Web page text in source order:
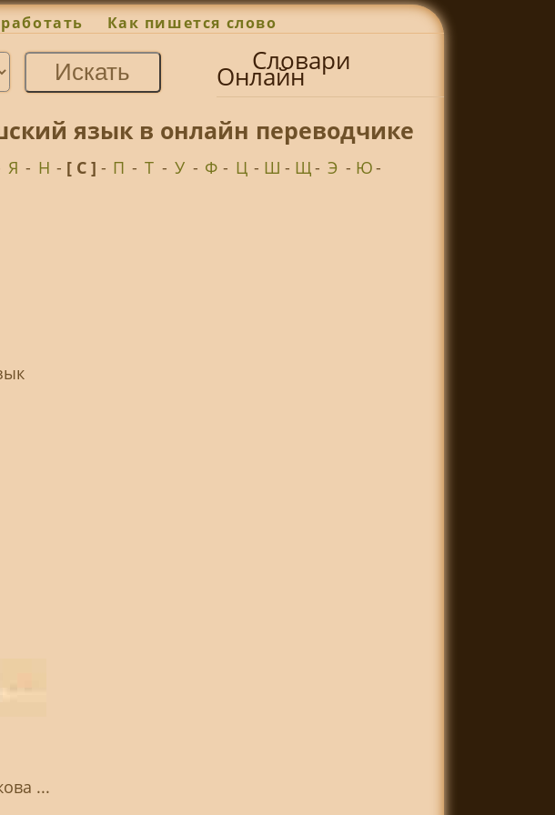
Как пишется слово
Словари
Онлайн
язык в онлайн переводчике
Я - Н - [ С ] - П - Т - У - Ф - Ц - Ш - Щ- Э - Ю-
...